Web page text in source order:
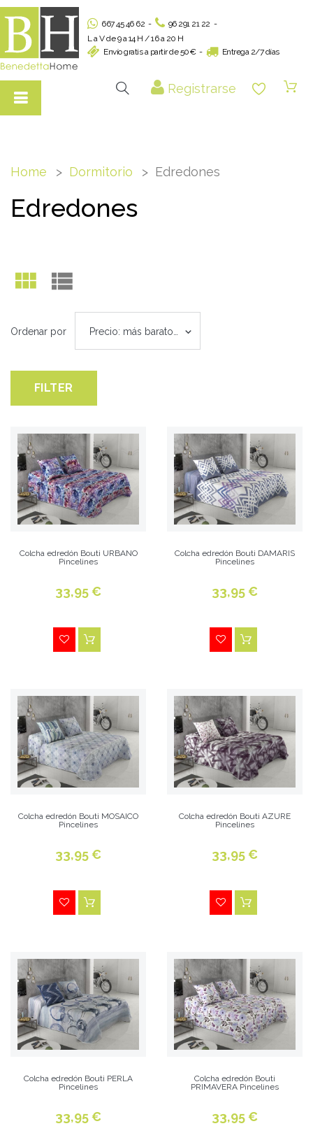
667 45 46 62 - 96 291 21 22 -
L a V de 9 a 14 H / 16 a 20 H
Envío gratis a partir de 50€ - Entrega 2/7 días
Registrarse
Home Dormitorio Edredones
Edredones
Ordenar por
FILTER
Colcha edredón Bouti URBANO
Pincelines
33,95 €
Colcha edredón Bouti DAMARIS
Pincelines
33,95 €
Colcha edredón Bouti MOSAICO
Pincelines
33,95 €
Colcha edredón Bouti AZURE
Pincelines
33,95 €
Colcha edredón Bouti PERLA
Pincelines
33,95 €
Colcha edredón Bouti
PRIMAVERA Pincelines
33,95 €